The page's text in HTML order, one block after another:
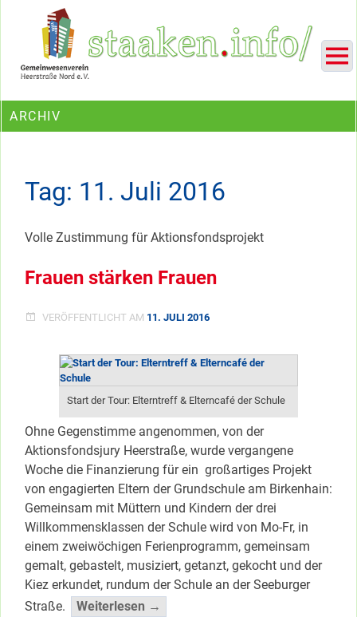
Ein Projekt des Gemeinwesenvereins Heerstraße Nord
ARCHIV
Tag: 11. Juli 2016
Volle Zustimmung für Aktionsfondsprojekt
Frauen stärken Frauen
VERÖFFENTLICHT AM 11. JULI 2016
Start der Tour: Elterntreff & Elterncafé der Schule
Ohne Gegenstimme angenommen, von der
Aktionsfondsjury Heerstraße, wurde vergangene
Woche die Finanzierung für ein großartiges Projekt
von engagierten Eltern der Grundschule am Birkenhain:
Gemeinsam mit Müttern und Kindern der drei
Willkommensklassen der Schule wird von Mo-Fr, in
einem zweiwöchigen Ferienprogramm, gemeinsam
gemalt, gebastelt, musiziert, getanzt, gekocht und der
Kiez erkundet, rundum der Schule an der Seeburger
Straße.
Weiterlesen →